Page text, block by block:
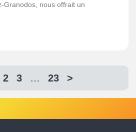
Granodos, nous offrait un
2 3 … 23 >